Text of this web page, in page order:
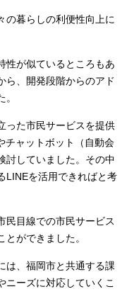
の暮らしの利便性向上に
性が似ているところもあ
ら、開発段階からのアド
った市民サービスを提供
チャットボット（自動会
討していました。その中
LINEを活用できればと考
民目線での市民サービス
ができました。
は、福岡市と共通する課
ニーズに対応していくこ